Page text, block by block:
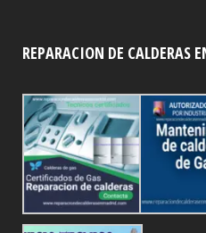
REPARACION DE CALDERAS